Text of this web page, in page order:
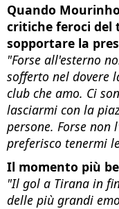
Quando
critiche feroci del
sopportare la
"Forse all'esterno
sofferto nel dovere
club che amo. Ci
lasciarmi con la
persone. Forse non
preferisco tenermi
Il momento più
"Il gol a Tirana in
delle più grandi